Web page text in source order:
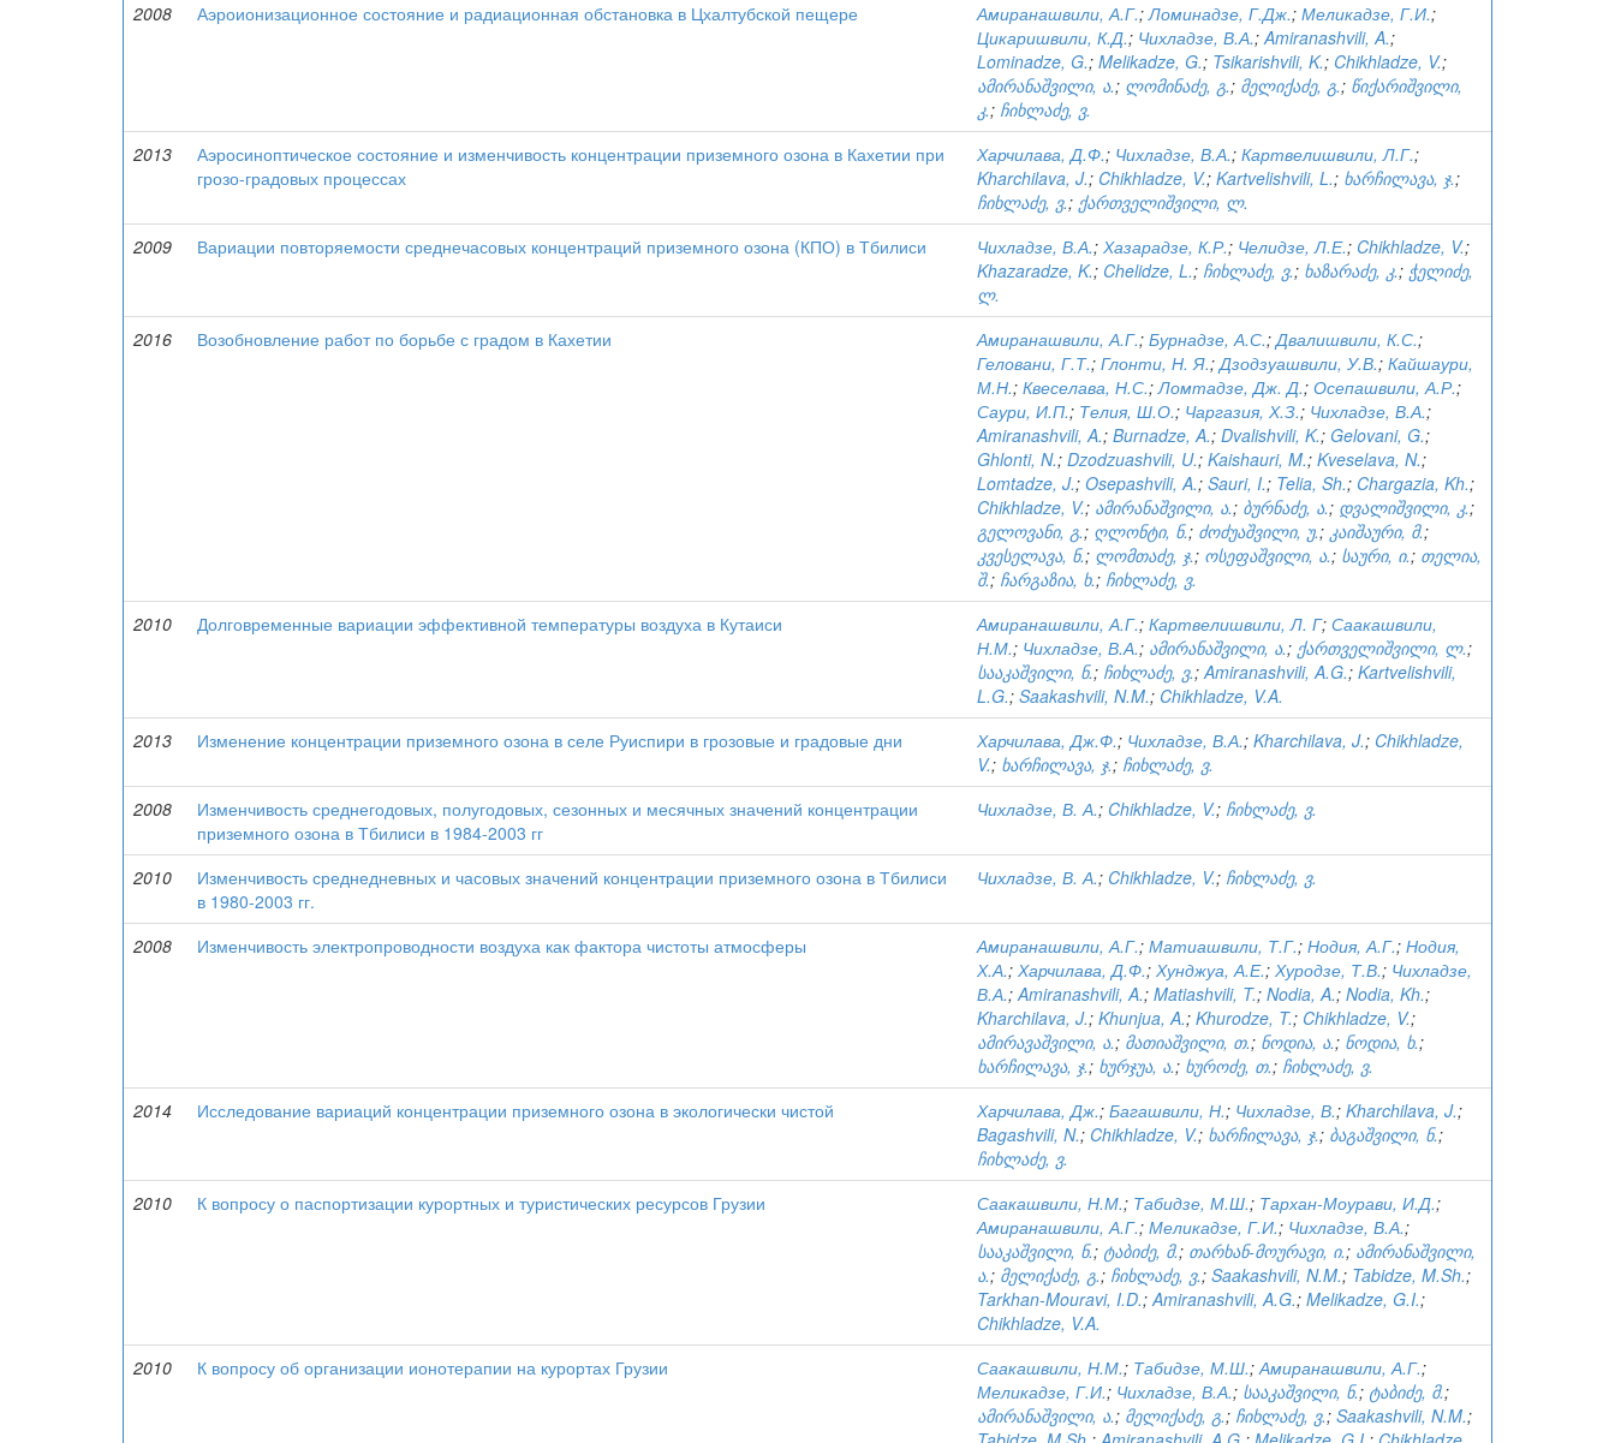
2008
Аэроионизационное состояние и радиационная обстановка в Цхалтубской пещере Амиранашвили, А.Г.;Ломинадзе, Г.Дж.; Меликадзе, Г.И.;
Цикаришвили, К.Д.; Чихладзе, В.А.;Amiranashvili, A.;
Lominadze, G.; Melikadze, G.; Tsikarishvili, K.; Chikhladze, V.;
ამირანაშვილი, ა.; ლომინაძე, გ.; მელიქაძე, გ.; წიქარიშვილი,
კ.; ჩიხლაძე, ვ.
2013
Аэросиноптическое состояние и изменчивость концентрации приземного озона в Кахетии при
грозо-градовых процессах
Харчилава, Д.Ф.; Чихладзе, В.А.; Картвелишвили, Л.Г.;
Kharchilava, J.; Chikhladze, V.; Kartvelishvili, L.; ხარჩილავა, ჯ.;
ჩიხლაძე, ვ.; ქართველიშვილი, ლ.
2009
Вариации повторяемости среднечасовых концентраций приземного озона (КПО) в Тбилиси Чихладзе, В.А.; Хазарадзе, К.Р.; Челидзе, Л.Е.; Chikhladze, V.;
Khazaradze, K.; Chelidze, L.; ჩიხლაძე, ვ.; ხაზარაძე, კ.; ჭელიძე,
ლ.
2016
Возобновление работ по борьбе с градом в Кахетии Амиранашвили, А.Г.; Бурнадзе, А.С.;Двалишвили, К.С.;
Геловани, Г.Т.; Глонти, Н. Я.;Дзодзуашвили, У.В.; Кайшаури,
М.Н.; Квеселава, Н.С.;Ломтадзе, Дж. Д.; Осепашвили, А.Р.;
Саури, И.П.; Телия, Ш.О.; Чаргазия, Х.З.; Чихладзе, В.А.;
Amiranashvili, A.; Burnadze, A.; Dvalishvili, K.; Gelovani, G.;
Ghlonti, N.; Dzodzuashvili, U.; Kaishauri, M.; Kveselava, N.;
Lomtadze, J.; Osepashvili, A.; Sauri, I.; Telia, Sh.; Chargazia, Kh.;
Chikhladze, V.; ამირანაშვილი, ა.; ბურნაძე, ა.; დვალიშვილი, კ.;
გელოვანი, გ.; ღლონტი, ნ.; ძოძუაშვილი, უ.; კაიშაური, მ.;
კვესელავა, ნ.; ლომთაძე, ჯ.; ოსეფაშვილი, ა.; საური, ი.; თელია,
შ.; ჩარგაზია, ხ.; ჩიხლაძე, ვ.
2010
Долговременные вариации эффективной температуры воздуха в Кутаиси Амиранашвили, А.Г.; Картвелишвили, Л. Г; Саакашвили,
Н.М.; Чихладзе, В.А.; ამირანაშვილი, ა.; ქართველიშვილი, ლ.;
სააკაშვილი, ნ.; ჩიხლაძე, ვ.;Amiranashvili, A.G.; Kartvelishvili,
L.G.; Saakashvili, N.M.; Chikhladze, V.A.
2013
Изменение концентрации приземного озона в селе Руиспири в грозовые и градовые дни Харчилава, Дж.Ф.; Чихладзе, В.А.; Kharchilava, J.; Chikhladze,
V.; ხარჩილავა, ჯ.; ჩიხლაძე, ვ.
2008
Изменчивость среднегодовых, полугодовых, сезонных и месячных значений концентрации
приземного озона в Тбилиси в 1984-2003 гг
Чихладзе, В. А.; Chikhladze, V.; ჩიხლაძე, ვ.
2010
Изменчивость среднедневных и часовых значений концентрации приземного озона в Тбилиси
в 1980-2003 гг.
Чихладзе, В. А.; Chikhladze, V.; ჩიხლაძე, ვ.
2008 Изменчивость электропроводности воздуха как фактора чистоты атмосферы Амиранашвили, А.Г.; Матиашвили, Т.Г.; Нодия, А.Г.; Нодия,
Х.А.; Харчилава, Д.Ф.; Хунджуа, А.Е.; Хуродзе, Т.В.; Чихладзе,
В.А.;Amiranashvili, A.; Matiashvili, T.; Nodia, A.; Nodia, Kh.;
Kharchilava, J.; Khunjua, A.; Khurodze, T.; Chikhladze, V.;
ამირავაშვილი, ა.; მათიაშვილი, თ.; ნოდია, ა.; ნოდია, ხ.;
ხარჩილავა, ჯ.; ხურჯუა, ა.; ხუროძე, თ.; ჩიხლაძე, ვ.
2014
Исследование вариаций концентрации приземного озона в экологически чистой Харчилава, Дж.; Багашвили, Н.; Чихладзе, В.; Kharchilava, J.;
Bagashvili, N.; Chikhladze, V.; ხარჩილავა, ჯ.; ბაგაშვილი, ნ.;
ჩიხლაძე, ვ.
2010
К вопросу о паспортизации курортных и туристических ресурсов Грузии Саакашвили, Н.М.; Табидзе, М.Ш.; Тархан-Моурави, И.Д.;
Амиранашвили, А.Г.; Меликадзе, Г.И.; Чихладзе, В.А.;
სააკაშვილი, ნ.; ტაბიძე, მ.; თარხან-მოურავი, ი.; ამირანაშვილი,
ა.; მელიქაძე, გ.; ჩიხლაძე, ვ.; Saakashvili, N.M.; Tabidze, M.Sh.;
Tarkhan-Mouravi, I.D.;Amiranashvili, A.G.; Melikadze, G.I.;
Chikhladze, V.A.
2010
К вопросу об организации ионотерапии на курортах Грузии Саакашвили, Н.М.; Табидзе, М.Ш.;Амиранашвили, А.Г.;
Меликадзе, Г.И.; Чихладзе, В.А.; სააკაშვილი, ნ.; ტაბიძე, მ.;
ამირანაშვილი, ა.; მელიქაძე, გ.; ჩიხლაძე, ვ.; Saakashvili, N.M.;